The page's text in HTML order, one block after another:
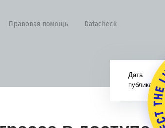
Правовая помощь Datacheck
Дата
публикации: